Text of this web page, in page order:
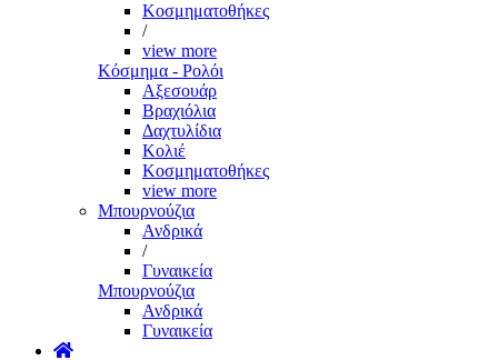
Κοσμηματοθήκες
/
view more
Κόσμημα - Ρολόι
Αξεσουάρ
Βραχιόλια
Δαχτυλίδια
Κολιέ
Κοσμηματοθήκες
view more
Μπουρνούζια
Ανδρικά
/
Γυναικεία
Μπουρνούζια
Ανδρικά
Γυναικεία